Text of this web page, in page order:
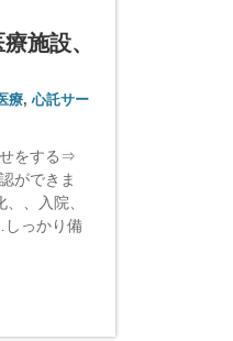
施設、
療,心託サー
をする⇒
ができま
、入院、
っかり備